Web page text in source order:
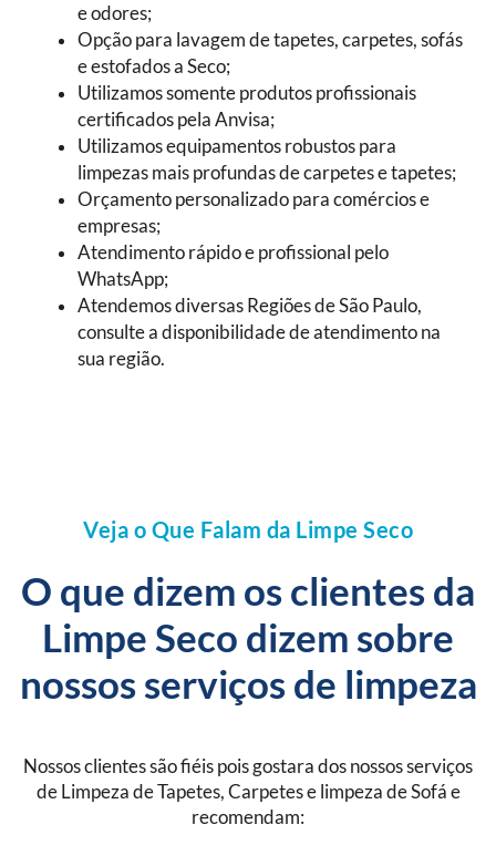
e odores;
Opção para lavagem de tapetes, carpetes, sofás
e estofados a Seco;
Utilizamos somente produtos profissionais
certificados pela Anvisa;
Utilizamos equipamentos robustos para
limpezas mais profundas de carpetes e tapetes;
Orçamento personalizado para comércios e
empresas;
Atendimento rápido e profissional pelo
WhatsApp;
Atendemos diversas Regiões de São Paulo,
consulte a disponibilidade de atendimento na
sua região.
Veja o Que Falam da Limpe Seco
O que dizem os clientes da
Limpe Seco dizem sobre
nossos serviços de limpeza
Nossos clientes são fiéis pois gostara dos nossos serviços
de Limpeza de Tapetes, Carpetes e limpeza de Sofá e
recomendam: